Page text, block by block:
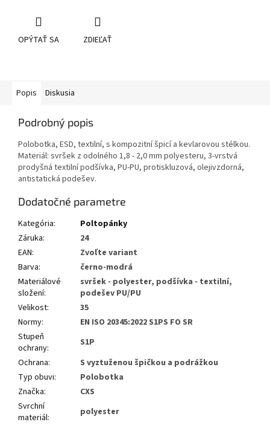
OPÝTAŤ SA ZDIEĽAŤ
Popis Diskusia
Podrobný popis
Polobotka, ESD, textilní, s kompozitní špicí a kevlarovou stélkou.
Materiál: svršek z odolného 1,8 - 2,0 mm polyesteru, 3-vrstvá
prodyšná textilní podšívka, PU-PU, protiskluzová, olejivzdorná,
antistatická podešev.
Dodatočné parametre
Kategória:
Poltopánky
Záruka:
24
EAN:
Zvoľte variant
Barva:
černo-modrá
Materiálové
složení:
svršek - polyester, podšívka - textilní,
podešev PU/PU
Velikost:
35
Normy:
EN ISO 20345:2022 S1PS FO SR
Stupeň
ochrany:
S1P
Ochrana:
S vyztuženou špičkou a podrážkou
Typ obuvi:
Polobotka
Značka:
CXS
Svrchní
materiál:
polyester